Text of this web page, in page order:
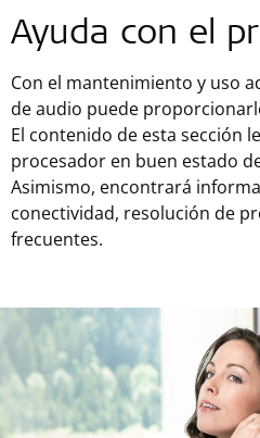
Ayuda con el
Con el mantenimiento y uso
de audio puede
El contenido de esta sección
procesador en buen estado
Asimismo, encontrará
conectividad, resolución de
frecuentes.